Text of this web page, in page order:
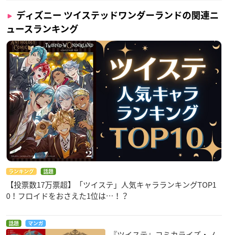
ディズニー ツイステッドワンダーランドの関連ニ
ュースランキング
ランキング 話題
【投票数17万票超】「ツイステ」人気キャラランキングTOP1
0！フロイドをおさえた1位は…！？
話題 マンガ